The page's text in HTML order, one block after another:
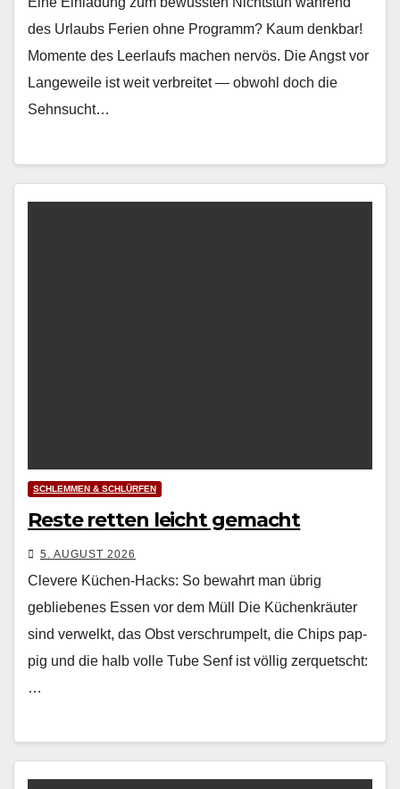
des Urlaubs Ferien ohne Pro­gramm? Kaum denkbar!
Momente des Leer­laufs machen nervös. Die Angst vor
Langeweile ist weit ver­bre­it­et — obwohl doch die
Sehn­sucht…
SCHLEMMEN & SCHLÜRFEN
Reste retten leicht gemacht
5. AUGUST 2026
Clevere Küchen-Hacks: So bewahrt man übrig
gebliebenes Essen vor dem Müll Die Küchenkräuter
sind ver­welkt, das Obst ver­schrumpelt, die Chips pap­
pig und die halb volle Tube Senf ist völ­lig zer­quetscht:
…